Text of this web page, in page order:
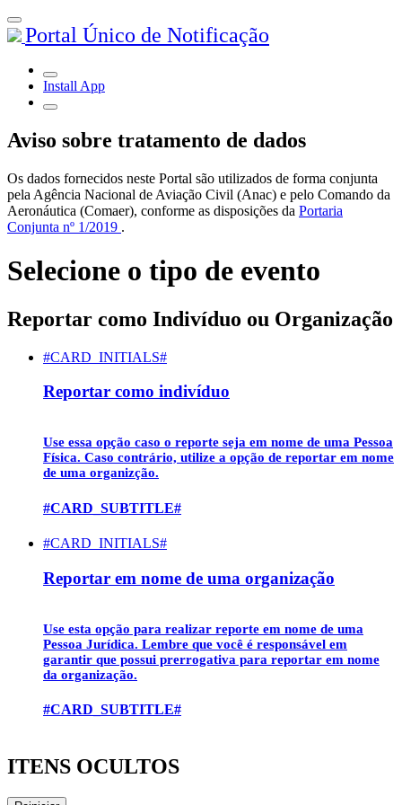
Portal Único de Notificação
Install App
Aviso sobre tratamento de dados
Os dados fornecidos neste Portal são utilizados de forma conjunta
pela Agência Nacional de Aviação Civil (Anac) e pelo Comando da
Aeronáutica (Comaer), conforme as disposições da Portaria
Conjunta nº 1/2019 .
Selecione o tipo de evento
Reportar como Indivíduo ou Organização
#CARD_INITIALS#
Reportar como indivíduo
Use essa opção caso o reporte seja em nome de uma Pessoa
Física. Caso contrário, utilize a opção de reportar em nome
de uma organizção.
#CARD_SUBTITLE#
#CARD_INITIALS#
Reportar em nome de uma organização
Use esta opção para realizar reporte em nome de uma
Pessoa Jurídica. Lembre que você é responsável em
garantir que possui prerrogativa para reportar em nome
da organização.
#CARD_SUBTITLE#
ITENS OCULTOS